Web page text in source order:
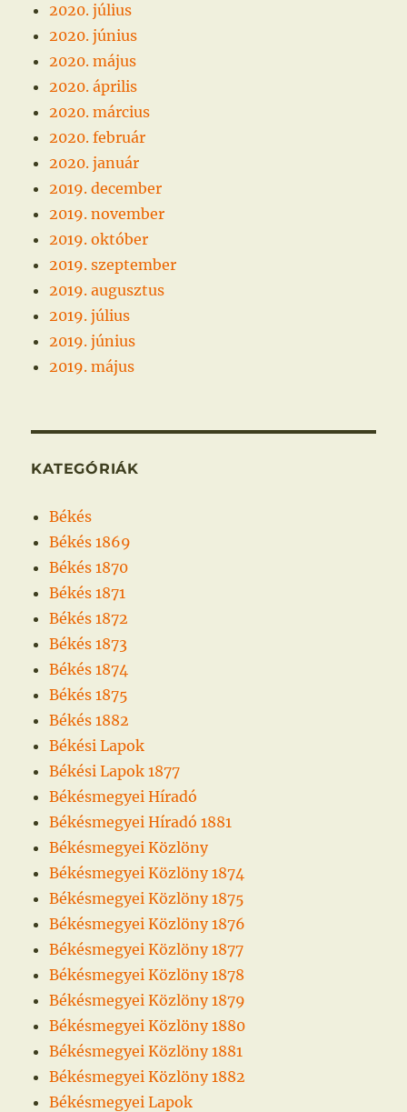
2020. július
2020. június
2020. május
2020. április
2020. március
2020. február
2020. január
2019. december
2019. november
2019. október
2019. szeptember
2019. augusztus
2019. július
2019. június
2019. május
KATEGÓRIÁK
Békés
Békés 1869
Békés 1870
Békés 1871
Békés 1872
Békés 1873
Békés 1874
Békés 1875
Békés 1882
Békési Lapok
Békési Lapok 1877
Békésmegyei Híradó
Békésmegyei Híradó 1881
Békésmegyei Közlöny
Békésmegyei Közlöny 1874
Békésmegyei Közlöny 1875
Békésmegyei Közlöny 1876
Békésmegyei Közlöny 1877
Békésmegyei Közlöny 1878
Békésmegyei Közlöny 1879
Békésmegyei Közlöny 1880
Békésmegyei Közlöny 1881
Békésmegyei Közlöny 1882
Békésmegyei Lapok